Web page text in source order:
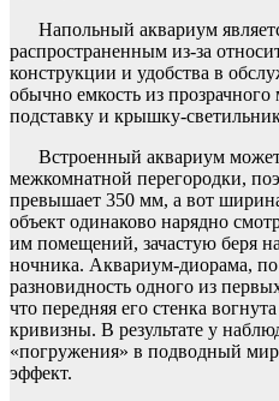
Напольный аквариум
распространенным из-за
конструкции и удобства в
обычно емкость из прозрачного
подставку и крышку-
Встроенный аквариум
межкомнатной перегородки,
превышает 350 мм, а вот
объект одинаково нарядно
им помещений, зачастую беря
ночника. Аквариум-диорама, по
разновидность одного из
что передняя его стенка
кривизны. В результате у
«погружения» в подводный
эффект.